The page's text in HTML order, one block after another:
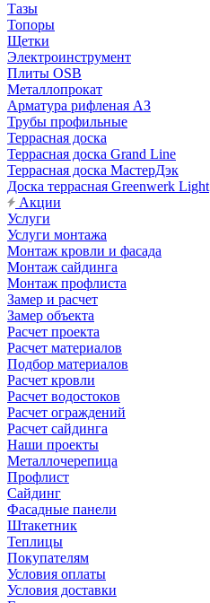
Тазы
Топоры
Щетки
Электроинструмент
Плиты OSB
Металлопрокат
Арматура рифленая АЗ
Трубы профильные
Террасная доска
Террасная доска Grand Line
Террасная доска МастерДэк
Доска террасная Greenwerk Light
Акции
Услуги
Услуги монтажа
Монтаж кровли и фасада
Монтаж сайдинга
Монтаж профлиста
Замер и расчет
Замер объекта
Расчет проекта
Расчет материалов
Подбор материалов
Расчет кровли
Расчет водостоков
Расчет ограждений
Расчет сайдинга
Наши проекты
Металлочерепица
Профлист
Сайдинг
Фасадные панели
Штакетник
Теплицы
Покупателям
Условия оплаты
Условия доставки